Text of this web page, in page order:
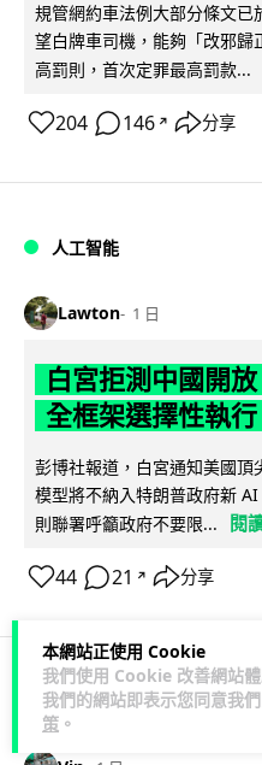
本網站正使用 Cookie
我們使用 Cookie 改善網站
我們的網站即表示您同意我
策 。
規管網約車法例大部分條文
望白牌車司機，能夠「改邪
高罰則，首次定罪最高罰款...
204 146 ↗ 分享
人工智能
Lawton 1 日
白宮拒測中國開
全框架選擇性執行
彭博社報道，白宮通知美國
模型將不納入特朗普政府新
則聯署呼籲政府不要限...
閱
44 21 ↗ 分享
人工智能